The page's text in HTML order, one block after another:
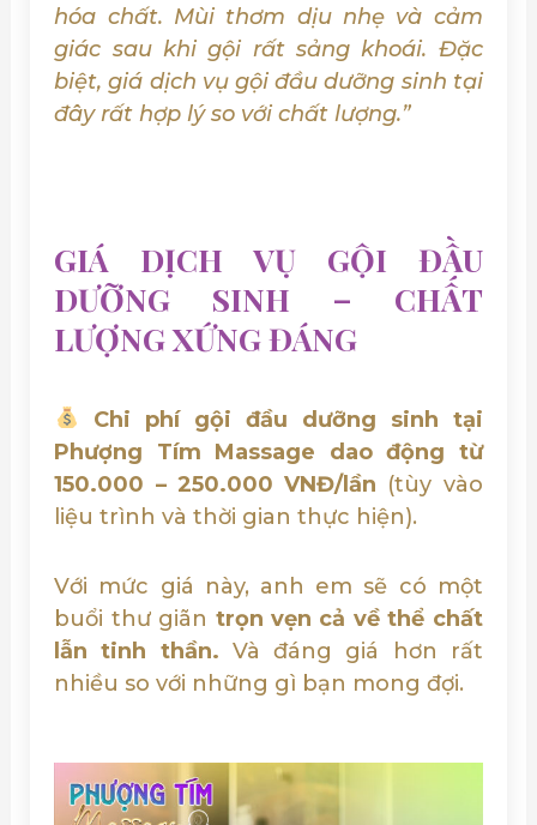
hóa chất. Mùi thơm dịu nhẹ và cảm
giác sau khi gội rất sảng khoái. Đặc
biệt, giá dịch vụ gội đầu dưỡng sinh tại
đây rất hợp lý so với chất lượng.”
GIÁ DỊCH VỤ GỘI ĐẦU
DƯỠNG SINH – CHẤT
LƯỢNG XỨNG ĐÁNG
Chi phí gội đầu dưỡng sinh tại
Phượng Tím Massage dao động từ
150.000 – 250.000 VNĐ/lần (tùy vào
liệu trình và thời gian thực hiện).
Với mức giá này, anh em sẽ có một
buổi thư giãn trọn vẹn cả về thể chất
lẫn tinh thần. Và đáng giá hơn rất
nhiều so với những gì bạn mong đợi.